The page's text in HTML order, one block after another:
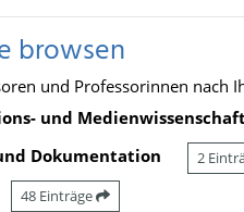
browsen
und Professorinnen nach
und
Dokumentation 2
48 Einträge